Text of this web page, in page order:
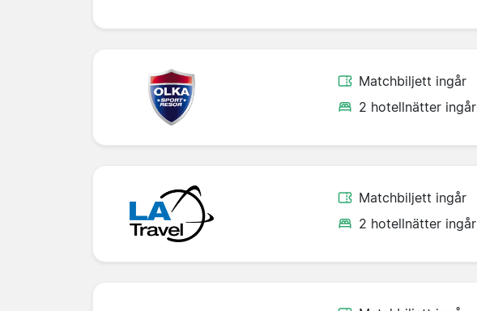
Matchbiljett ingår
2 hotellnätter ingår
Matchbiljett ingår
2 hotellnätter ingår